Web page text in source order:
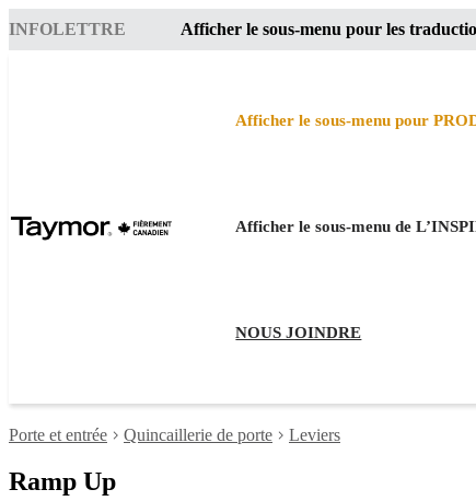
INFOLETTRE Afficher le sous-menu pour les
Afficher le sous-menu pour
Afficher le sous-menu de
NOUS JOINDRE
Porte et entrée Quincaillerie de porte Leviers
Ramp Up